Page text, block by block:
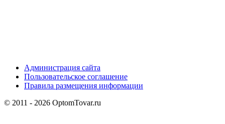
Администрация сайта
Пользовательское соглашение
Правила размещения информации
© 2011 - 2026 OptomTovar.ru